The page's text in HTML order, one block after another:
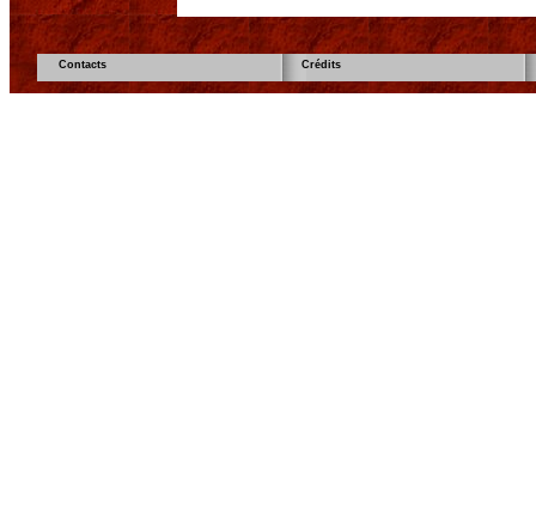
Contacts Crédits